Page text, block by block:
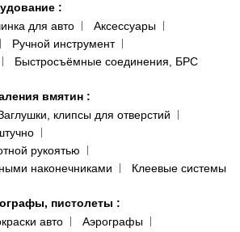
:
для авто
Аксессуары
Ручной инструмент
Быстросъёмные соединения, БРС
вмятин :
клипсы для отверстий
рукоятью
наконечниками
Клеевые системы
пистолеты :
авто
Аэрографы